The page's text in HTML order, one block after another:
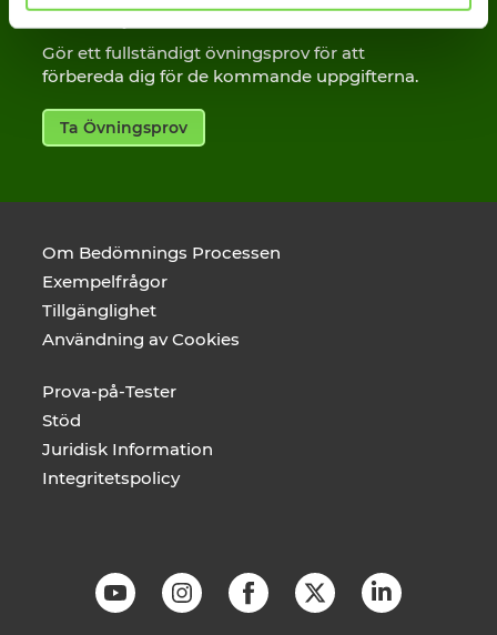
Prova-på-Tester
Gör ett fullständigt övningsprov för att
förbereda dig för de kommande uppgifterna.
Ta Övningsprov
Om Bedömnings Processen
Exempelfrågor
Tillgänglighet
Användning av Cookies
Prova-på-Tester
Stöd
Juridisk Information
Integritetspolicy